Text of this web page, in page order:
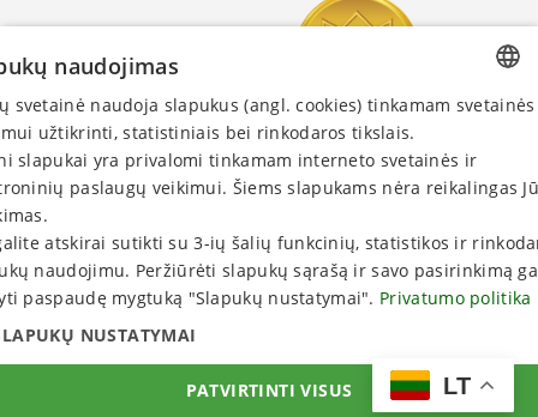
Nuorodos:
Privatumo politika
Pirkimo sąlygos
Pasidomėkite:
© 2026. UAB "Kseda". Visos teisės saugomos.
LT
LITHUANIAN
ENGLISH
RUSSIAN
LATVIAN
ESTONIAN
naudojimas
svetainė naudoja slapukus (angl. cookies) tinkamam svetainės
užtikrinti, statistiniais bei rinkodaros tikslais.
slapukai yra privalomi tinkamam interneto svetainės ir
paslaugų veikimui. Šiems slapukams nėra reikalingas
atskirai sutikti su 3-ių šalių funkcinių, statistikos ir
naudojimu. Peržiūrėti slapukų sąrašą ir savo pasirinkimą
paspaudę mygtuką "Slapukų nustatymai". Privatumo politika
NUSTATYMAI
PATVIRTINTI VISUS